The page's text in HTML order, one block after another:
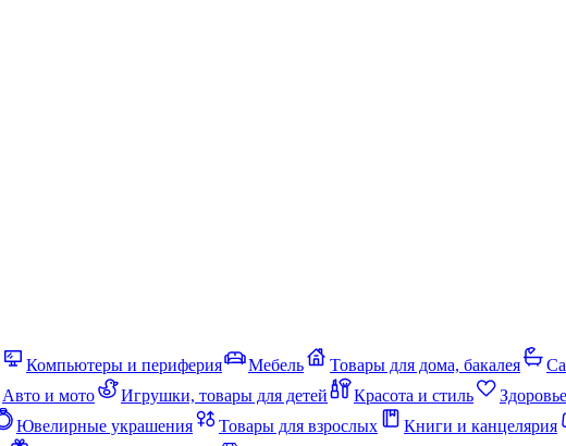
Компьютеры и периферия Мебель Товары для дома, бакалея
Авто и мото Игрушки, товары для детей Красота и стиль Здоровье
Ювелирные украшения Товары для взрослых Книги и канцелярия